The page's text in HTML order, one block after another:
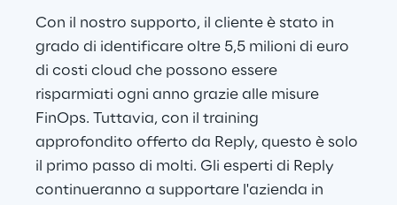
Con il nostro supporto, il cliente è stato in
grado di identificare oltre 5,5 milioni di euro
di costi cloud che possono essere
risparmiati ogni anno grazie alle misure
FinOps. Tuttavia, con il training
approfondito offerto da Reply, questo è solo
il primo passo di molti. Gli esperti di Reply
continueranno a supportare l'azienda in